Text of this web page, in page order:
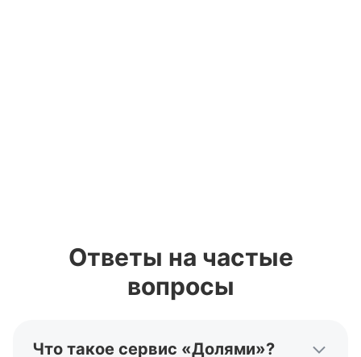
Ответы на частые
вопросы
Что такое сервис «Долями»?